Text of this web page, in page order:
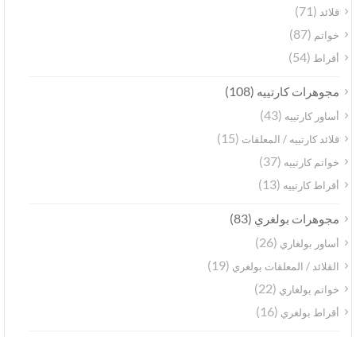
قلائد(71)
خواتم(87)
أقراط (54)
مجوهرات كارتييه(108)
أساور كارتييه(43)
قلائد كارتييه / المعلقات(15)
خواتم كارتييه(37)
أقراط كارتييه(13)
مجوهرات بولغري(83)
أساور بولغاري(26)
القلائد / المعلقات بولغري(19)
خواتم بولغاري(22)
أقراط بولغري(16)